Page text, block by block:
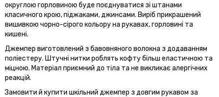
округлою горловиною буде поєднуватися зі штанами
класичного крою, піджаками, джинсами. Виріб прикрашений
вишивкою чорно-сірого кольору на рукавах, горловині та
кишені.
Джемпер виготовлений з бавовняного волокна з додаванням
поліестеру. Штучні нитки роблять кофту більш еластичною та
міцною. Матеріал приємний до тіла та не викликає алергічних
реакцій.
Замовити й купити шкільний джемпер з довгим рукавом за